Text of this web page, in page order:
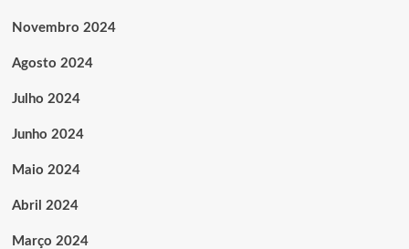
Novembro 2024
Agosto 2024
Julho 2024
Junho 2024
Maio 2024
Abril 2024
Março 2024